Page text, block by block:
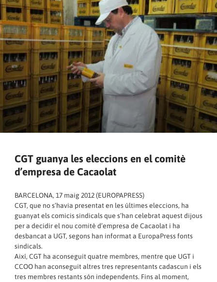
CGT guanya les eleccions en el comitè
d’empresa de Cacaolat
BARCELONA, 17 maig 2012 (EUROPAPRESS)
CGT, que no s’havia presentat en les últimes eleccions, ha
guanyat els comicis sindicals que s’han celebrat aquest dijous
per a decidir el nou comitè d’empresa de Cacaolat i ha
desbancat a UGT, segons han informat a EuropaPress fonts
sindicals.
Així, CGT ha aconseguit quatre membres, mentre que UGT i
CCOO han aconseguit altres tres representants cadascun i els
tres membres restants són independents. Fins al moment,